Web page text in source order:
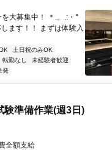
大募集中！ ＊.。.:・°
ます！！ まずは体験入
土日祝のみOK
転勤なし
未経験者歓迎
発
験準備作業(週3日)
神戸駅より徒歩4分 ＊交通費全額支給